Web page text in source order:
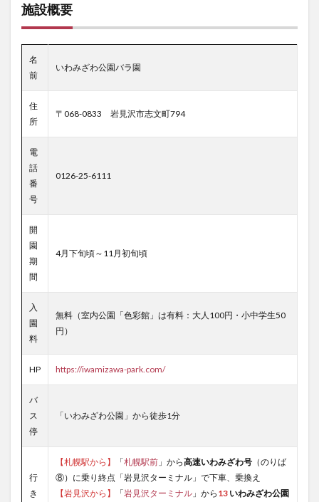
施設概要
名
前
いわみざわ公園バラ園
住
所
〒068-0833 岩見沢市志文町794
電
話
番
号
0126-25-6111
開
園
期
間
4月下旬頃～11月初旬頃
入
園
料
無料（室内公園「色彩館」は有料：大人100円・小中学生50
円）
HP https://iwamizawa-park.com/
バ
ス
停
「いわみざわ公園」から徒歩1分
行
き
【札幌駅から】 「札幌駅前 」から高速いわみざわ号 （のりば
⑧）に乗り終点「岩見沢ターミナル」で下車、乗換え
【岩見沢から】
「岩見沢ターミナル 」から 13 いわみざわ公園